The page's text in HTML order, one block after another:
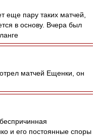
еще пару таких матчей,
в основу. Вчера был
матчей Ещенки, он
и его постоянные споры